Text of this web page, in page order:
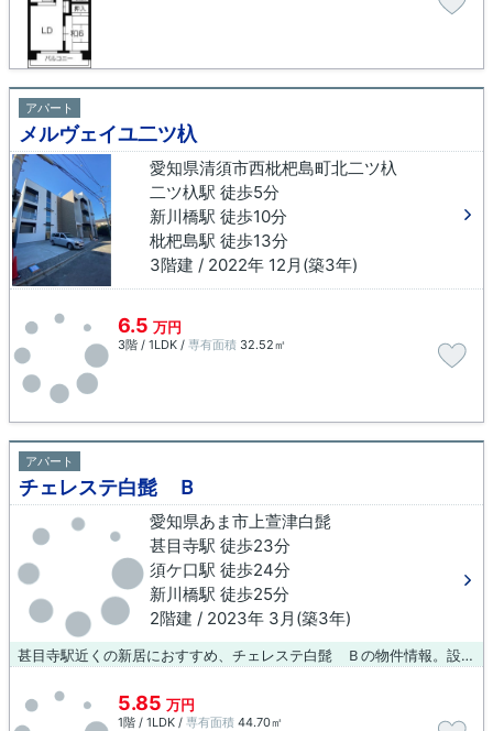
アパート
メルヴェイユ二ツ杁
愛知県清須市西枇杷島町北二ツ杁
二ツ杁駅 徒歩5分
新川橋駅 徒歩10分
枇杷島駅 徒歩13分
3階建 / 2022年 12月(築3年)
6.5 万円
3階 / 1LDK / 専有面積 32.52㎡
アパート
チェレステ白髭 Ｂ
愛知県あま市上萱津白髭
甚目寺駅 徒歩23分
須ケ口駅 徒歩24分
新川橋駅 徒歩25分
2階建 / 2023年 3月(築3年)
甚目寺駅近くの新居におすすめ、チェレステ白髭 Ｂの物件情報。設備も充実していて住みやすい、魅力が詰まったアパートです。令和5年築の物件で快適な住まいとなっています。実際に物件をご覧になりたいお客様は、スタッフまでご連絡ください。ご希望の物件をご紹介いたします。どうぞお気軽にご連絡ください。
5.85 万円
1階 / 1LDK / 専有面積 44.70㎡